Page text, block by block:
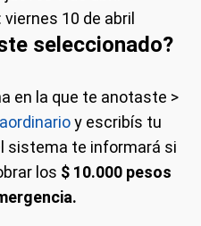
10 de abril
seleccionado?
en la que te anotaste >
y escribís tu
sistema te informará si
los $ 10.000 pesos